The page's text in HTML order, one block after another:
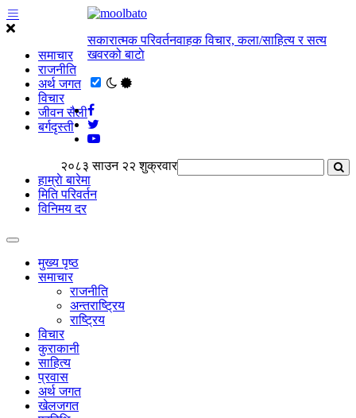
समाचार
राजनीति
अर्थ जगत
विचार
जीवन सैली
बर्गदृस्ती
सकारात्मक परिवर्तनवाहक विचार, कला/साहित्य र सत्य
खवरको बाटाे
२०८३ साउन २२ शुक्रवार
हाम्राे बारेमा
मिति परिवर्तन
विनिमय दर
मुख्य पृष्ठ
समाचार
राजनीति
अन्तराष्ट्रिय
राष्ट्रिय
विचार
कुराकानी
साहित्य
प्रवास
अर्थ जगत
खेलजगत